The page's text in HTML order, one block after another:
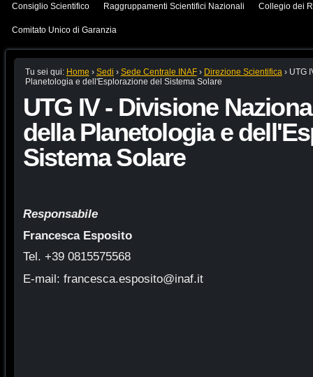
Consiglio Scientifico Raggruppamenti Scientifici Nazionali Collegio dei
Comitato Unico di Garanzia
Tu sei qui: Home › Sedi › Sede Centrale INAF › Direzione Scientifica › UTG
Planetologia e dell'Esplorazione del Sistema Solare
UTG IV - Divisione
della Planetologia e
Sistema Solare
Responsabile
Francesca Esposito
Tel. +39 0815575568
E-mail: francesca.esposito@inaf.it